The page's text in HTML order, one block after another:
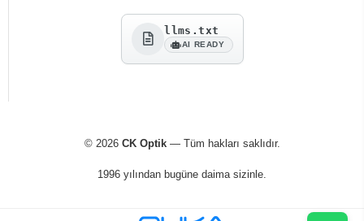
llms.txt
AI READY
© 2026 CK Optik— Tüm hakları saklıdır.
1996 yılından bugüne daima sizinle.